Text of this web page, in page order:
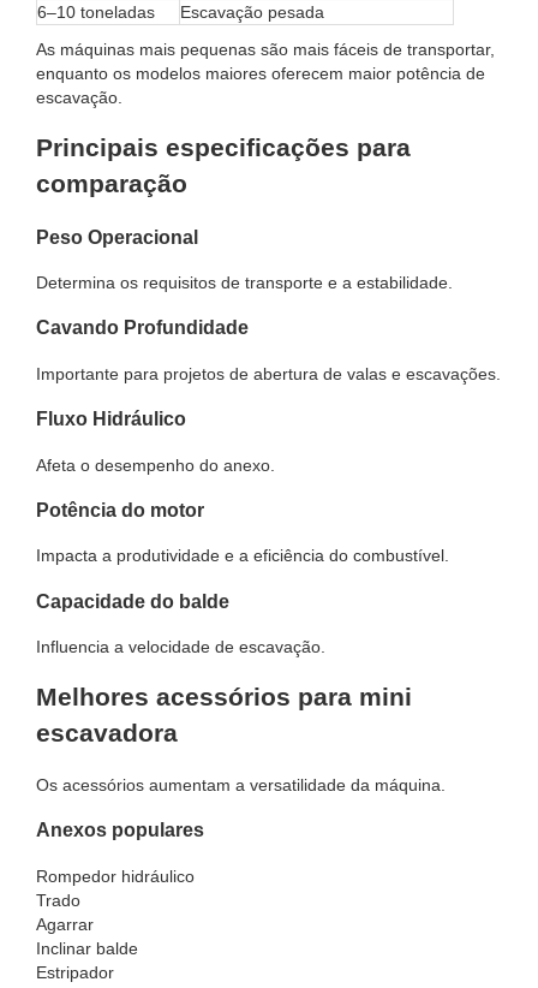
6–10 toneladas
Escavação pesada
As máquinas mais pequenas são mais fáceis de transportar,
enquanto os modelos maiores oferecem maior potência de
escavação.
Principais especificações para
comparação
Peso Operacional
Determina os requisitos de transporte e a estabilidade.
Cavando Profundidade
Importante para projetos de abertura de valas e escavações.
Fluxo Hidráulico
Afeta o desempenho do anexo.
Potência do motor
Impacta a produtividade e a eficiência do combustível.
Capacidade do balde
Influencia a velocidade de escavação.
Melhores acessórios para mini
escavadora
Os acessórios aumentam a versatilidade da máquina.
Anexos populares
Rompedor hidráulico
Trado
Agarrar
Inclinar balde
Estripador